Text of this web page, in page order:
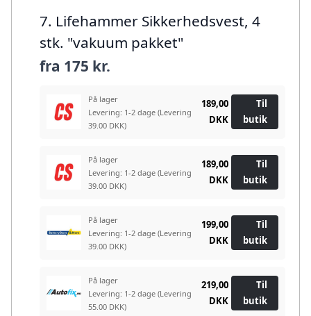
7. Lifehammer Sikkerhedsvest, 4
stk. "vakuum pakket"
fra 175 kr.
På lager
Levering: 1-2 dage (Levering
39.00 DKK)
189,00
DKK
Til
butik
På lager
Levering: 1-2 dage (Levering
39.00 DKK)
189,00
DKK
Til
butik
På lager
Levering: 1-2 dage (Levering
39.00 DKK)
199,00
DKK
Til
butik
På lager
Levering: 1-2 dage (Levering
55.00 DKK)
219,00
DKK
Til
butik